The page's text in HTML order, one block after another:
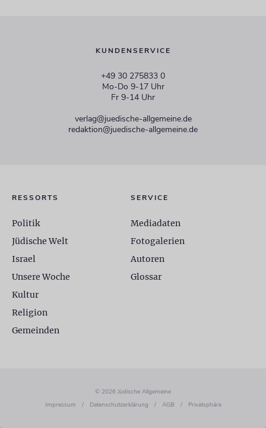
KUNDENSERVICE
+49 30 275833 0
Mo-Do 9-17 Uhr
Fr 9-14 Uhr
verlag@juedische-allgemeine.de
redaktion@juedische-allgemeine.de
RESSORTS
Politik
Jüdische Welt
Israel
Unsere Woche
Kultur
Religion
Gemeinden
SERVICE
Mediadaten
Fotogalerien
Autoren
Glossar
© 2026 Jüdische Allgemeine
Impressum
/ Datenschutzerklärung / AGB / Privatsphäre